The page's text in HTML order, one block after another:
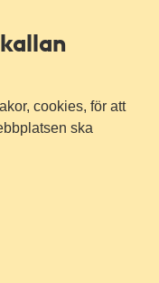
cookies, för att
ska